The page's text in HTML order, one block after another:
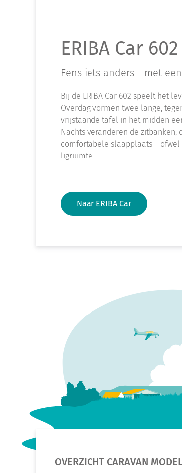
ERIBA Car 602
Eens iets anders - met
Bij de ERIBA Car 602 speelt het
Overdag vormen twee lange,
vrijstaande tafel in het midden
Nachts veranderen de zitbanken,
comfortabele slaapplaats –
ligruimte.
Naar ERIBA Car
OVERZICHT CARAVAN